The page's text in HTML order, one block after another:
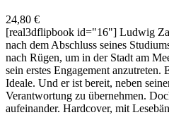
24,80 €
[real3dflipbook id="16"] Ludwig
nach dem Abschluss seines
nach Rügen, um in der Stadt am
sein erstes Engagement
Ideale. Und er ist bereit, neben
Verantwortung zu übernehmen.
aufeinander. Hardcover, mit